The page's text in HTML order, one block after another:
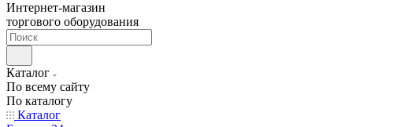
Интернет-магазин
торгового оборудования
Каталог
По всему сайту
По каталогу
Каталог